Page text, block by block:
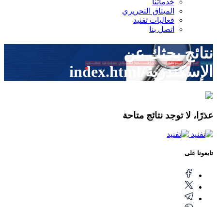
خدماتنا
الميثاق التحريري
فعاليات تفنيد
اتصل بنا
نتائج بحثك عن
الإسكندرية/index.html
عذرًا، لا توجد نتائج متاحة
تابعونا على